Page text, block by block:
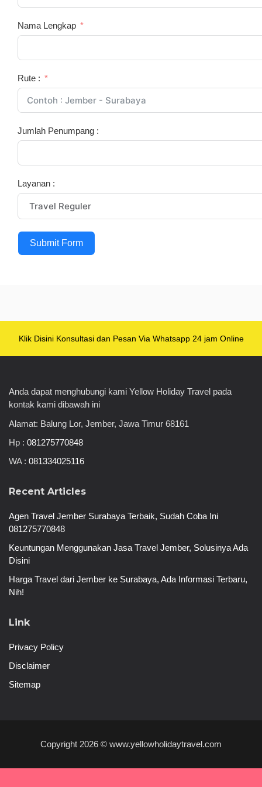
Nama Lengkap
Rute :
Jumlah Penumpang :
Layanan :
Submit Form
Klik Disini Konsultasi dan Pesan Via Whatsapp 24 jam Online
Anda dapat menghubungi kami Yellow Holiday Travel pada
kontak kami dibawah ini
Alamat: Balung Lor, Jember, Jawa Timur 68161
Hp : 081275770848
WA : 081334025116
Recent Articles
Agen Travel Jember Surabaya Terbaik, Sudah Coba Ini
081275770848
Keuntungan Menggunakan Jasa Travel Jember, Solusinya Ada
Disini
Harga Travel dari Jember ke Surabaya, Ada Informasi Terbaru,
Nih!
Link
Privacy Policy
Disclaimer
Sitemap
Copyright 2026 © www.yellowholidaytravel.com